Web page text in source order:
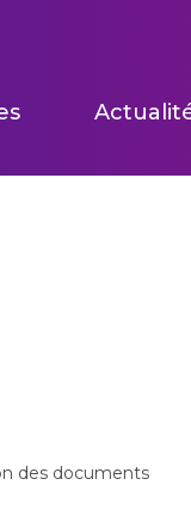
des documents